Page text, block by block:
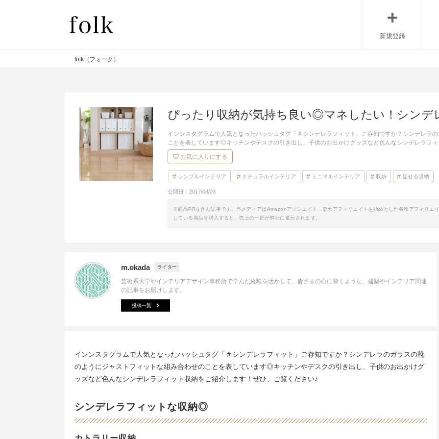
新規登録
folk（フォーク）
ぴったり収納が気持ち良い◎マネしたい！シンデ
インンスタグラムで人気となったハッシュタグ「＃シンデレラフィット」ご存知ですか？シンデレラ
ことを表しています◎キッチンやデスクの引き出し、子供のお出かけグッズなど色んなシンデレラフ
お気に入りにする
シンプルインテリア ナチュラルインテリア ミニマルインテリア 収納 見せる収納
公開日： 2017/08/03
※商品PRを含む記事です。当メディアはAmazonアソシエイト、楽天アフィリエイトを始めとした各種アフィリエ
している商品を購入すると、売上の一部が弊社に還元されます。
m.okada ライター
芸術系大学やインテリアデザイン事務所で学んだ経験を活かして、皆さまの心に響くような、建築やインテリア関連
の記事をお届けします。
投稿一覧
インンスタグラムで人気となったハッシュタグ「＃シンデレラフィット」ご存知ですか？シンデレラのガラスの靴
のようにジャストフィットな組み合わせのことを表しています◎キッチンやデスクの引き出し、子供のお出かけグ
ッズなど色んなシンデレラフィット収納をご紹介します！ぜひ、ご覧ください♪
シンデレラフィットな収納◎